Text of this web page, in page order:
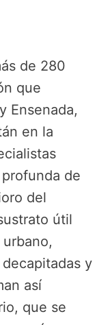
de 280
que
Ensenada,
en la
de
del
útil
y
así
que se